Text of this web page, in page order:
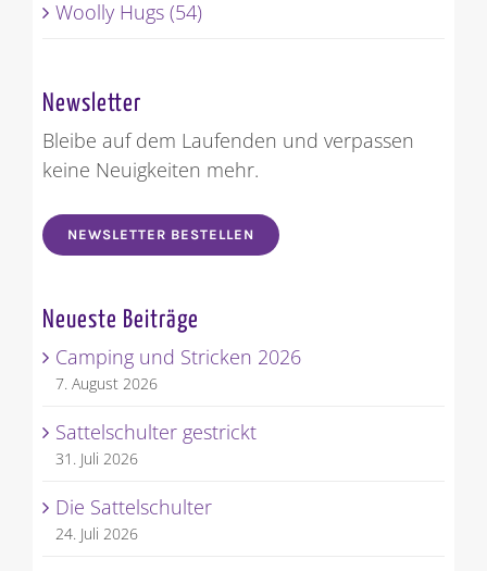
Woolly Hugs (54)
Newsletter
Bleibe auf dem Laufenden und verpassen
keine Neuigkeiten mehr.
NEWSLETTER BESTELLEN
Neueste Beiträge
Camping und Stricken 2026
7. August 2026
Sattelschulter gestrickt
31. Juli 2026
Die Sattelschulter
24. Juli 2026